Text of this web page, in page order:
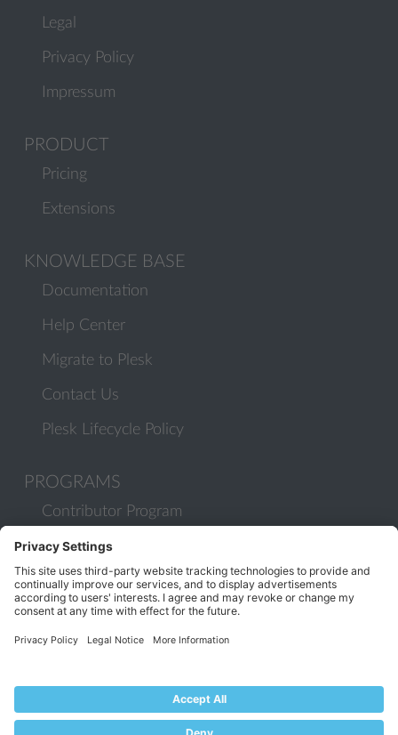
Legal
Privacy Policy
Impressum
PRODUCT
Pricing
Extensions
KNOWLEDGE BASE
Documentation
Help Center
Migrate to Plesk
Contact Us
Plesk Lifecycle Policy
PROGRAMS
Contributor Program
Partner Program
COMMUNITY